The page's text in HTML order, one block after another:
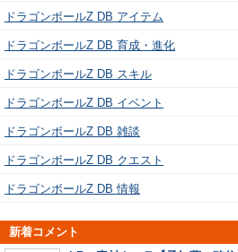
ドラゴンボールZ DB アイテム
ドラゴンボールZ DB 育成・進化
ドラゴンボールZ DB スキル
ドラゴンボールZ DB イベント
ドラゴンボールZ DB 雑談
ドラゴンボールZ DB クエスト
ドラゴンボールZ DB 情報
新着コメント